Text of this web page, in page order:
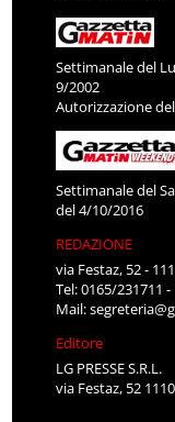
Settimanale del
9/2002
Autorizzazione
Settimanale del
del 4/10/2016
REDAZIONE
via Festaz, 52 -
Tel: 0165/231711
Mail:
Editore
LG PRESSE S.R.L.
via Festaz, 52